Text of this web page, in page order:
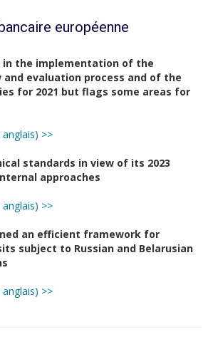
européenne
in the implementation of the
and evaluation process and of the
for 2021 but flags some areas for
>>
standards in view of its 2023
approaches
>>
an efficient framework for
subject to Russian and Belarusian
>>